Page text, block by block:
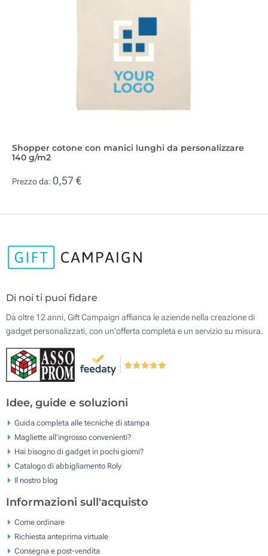
Shopper cotone con manici lunghi da personalizzare
140 g/m2
Prezzo da: 0,57 €
Di noi ti puoi fidare
Da oltre 12 anni, Gift Campaign affianca le aziende nella creazione di
gadget personalizzati, con un'offerta completa e un servizio su misura.
Idee, guide e soluzioni
Guida completa alle tecniche di stampa
Magliette all'ingrosso convenienti?
Hai bisogno di gadget in pochi giorni?
Catalogo di abbigliamento Roly
Il nostro blog
Informazioni sull'acquisto
Come ordinare
Richiesta anteprima virtuale
Consegna e post-vendita